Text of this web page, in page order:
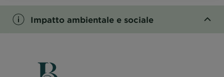
Impatto ambientale e sociale